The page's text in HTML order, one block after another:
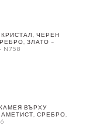
ЧЕРЕН
ЗЛАТО –
ВЪРХУ
СРЕБРО,